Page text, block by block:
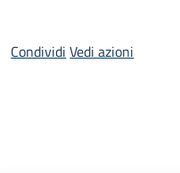
Condividi Vedi azioni